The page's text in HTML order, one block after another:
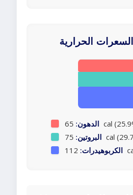
الحرارية
الدهون: 65 cal
البروتين: 75 cal
الكربوهيدرات: